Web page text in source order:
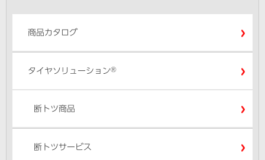
商品カタログ
タイヤソリューション®
断トツ商品
断トツサービス